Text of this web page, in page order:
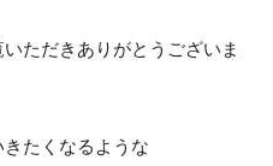
ただきありがとうございま
たくなるような